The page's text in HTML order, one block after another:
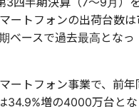
ートフォンの出荷台数は
ベースで過去最高となっ
ートフォン事業で、前年
34.9%増の4000万台とな